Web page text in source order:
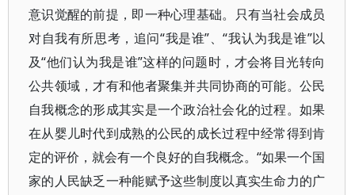
意识觉醒的前提，即一种心理基础。只有当社会成员
对自我有所思考，追问“我是谁”、“我认为我是谁”以
及“他们认为我是谁”这样的问题时，才会将目光转向
公共领域，才有和他者聚集并共同协商的可能。公民
自我概念的形成其实是一个政治社会化的过程。如果
在从婴儿时代到成熟的公民的成长过程中经常得到肯
定的评价，就会有一个良好的自我概念。“如果一个国
家的人民缺乏一种能赋予这些制度以真实生命力的广